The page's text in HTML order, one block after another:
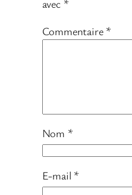
avec *
Commentaire *
Nom *
E-mail *